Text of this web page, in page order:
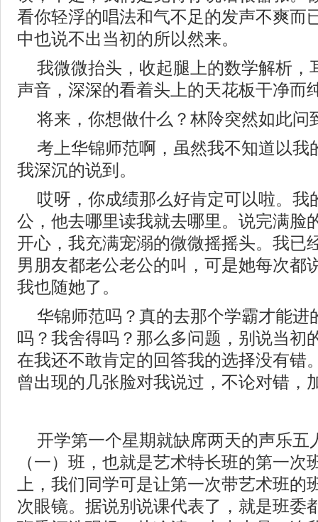
看你轻浮的唱法和气不足的发声不爽而
中也说不出当初的所以然来。
我微微抬头，收起腿上的数学解析，
声音，深深的看着头上的天花板干净而
将来，你想做什么？林阾突然如此问
考上华锦师范啊，虽然我不知道以我
我深沉的说到。
哎呀，你成绩那么好肯定可以啦。我
公，他去哪里读我就去哪里。说完满脸
开心，我充满宠溺的微微摇摇头。我已
男朋友都老公老公的叫，可是她每次都
我也随她了。
华锦师范吗？真的去那个学霸才能进
吗？我舍得吗？那么多问题，别说当初
在我还不敢肯定的回答我的选择没有错
曾出现的几张脸对我说过，不论对错，
开学第一个星期就缺席两天的声乐五
（一）班，也就是艺术特长班的第一次
上，我们同学可是让第一次带艺术班的
次眼镜。据说别说课代表了，就是班委